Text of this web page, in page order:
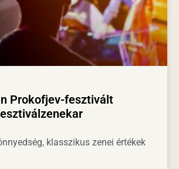
Prokofjev-fesztivált
klasszikus zenei értékek